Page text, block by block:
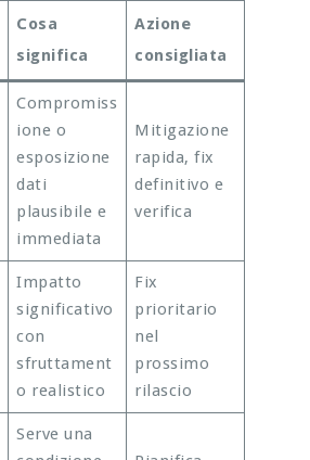
Cosa
significa
Azione
consigliata
Compromiss
ione o
esposizione
dati
plausibile e
immediata
Mitigazione
rapida, fix
definitivo e
verifica
Impatto
significativo
con
sfruttament
o realistico
Fix
prioritario
nel
prossimo
rilascio
Serve una